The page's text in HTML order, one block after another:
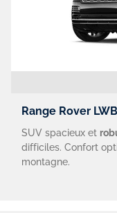
Range Rover
SUV spacieux et
difficiles. Confort
montagne.